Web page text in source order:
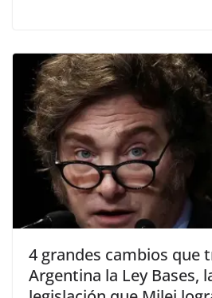
4 grandes cambios que
Argentina la Ley Bases,